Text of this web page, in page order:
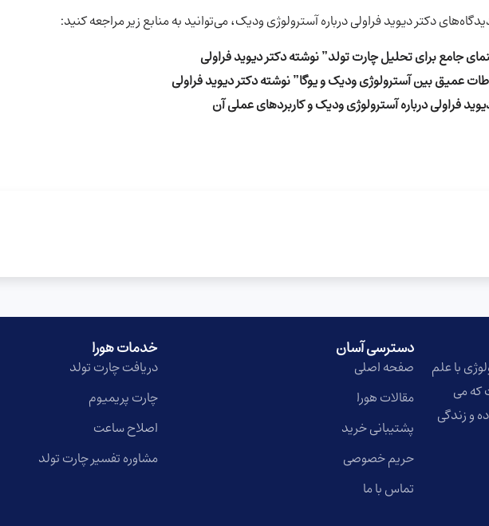
دکتر دیوید فراولی درباره آسترولوژی ودیک، می‌توانید به منابع زیر مراجعه کنید:
جامع برای تحلیل چارت تولد” نوشته دکتر دیوید فراولی
عمیق بین آسترولوژی ودیک و یوگا” نوشته دکتر دیوید فراولی
فراولی درباره آسترولوژی ودیک و کاربردهای عملی آن
با علم
که می
و زندگی
دسترسی آسان
صفحه اصلی
مقالات هورا
پشتیبانی خرید
حریم خصوصی
تماس با ما
خدمات هورا
دریافت چارت تولد
چارت پریمیوم
اصلاح ساعت
مشاوره تفسیر چارت تولد